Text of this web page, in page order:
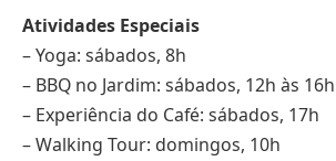
Atividades Especiais
– Yoga: sábados, 8h
– BBQ no Jardim: sábados, 12h às 16h
– Experiência do Café: sábados, 17h
– Walking Tour: domingos, 10h